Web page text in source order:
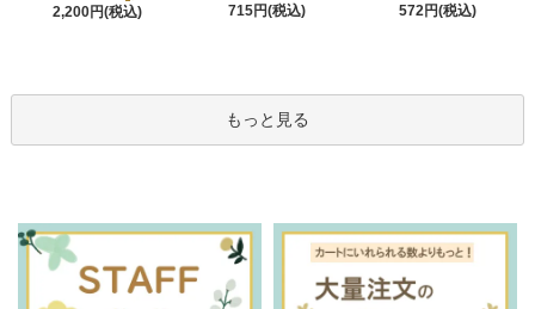
2,200円(税込)
715円(税込)
572円(税込)
もっと見る